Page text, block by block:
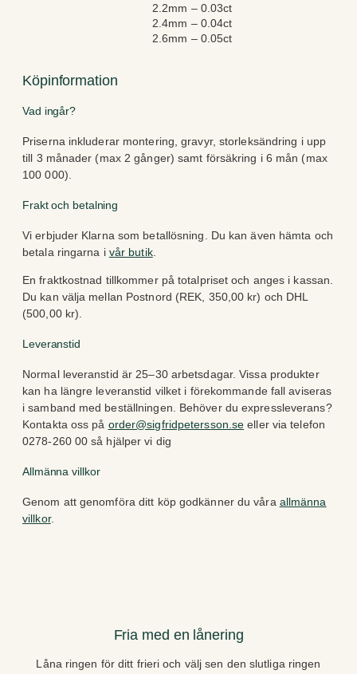
2.2mm – 0.03ct
2.4mm – 0.04ct
2.6mm – 0.05ct
Köpinformation
Vad ingår?
Priserna inkluderar montering, gravyr, storleksändring i upp
till 3 månader (max 2 gånger) samt försäkring i 6 mån (max
100 000).
Frakt och betalning
Vi erbjuder Klarna som betallösning. Du kan även hämta och
betala ringarna i vår butik.
En fraktkostnad tillkommer på totalpriset och anges i kassan.
Du kan välja mellan Postnord (REK, 350,00 kr) och DHL
(500,00 kr).
Leveranstid
Normal leveranstid är 25–30 arbetsdagar. Vissa produkter
kan ha längre leveranstid vilket i förekommande fall aviseras
i samband med beställningen. Behöver du expressleverans?
Kontakta oss på order@sigfridpetersson.se eller via telefon
0278-260 00 så hjälper vi dig
Allmänna villkor
Genom att genomföra ditt köp godkänner du våra allmänna
villkor.
Fria med en lånering
Låna ringen för ditt frieri och välj sen den slutliga ringen